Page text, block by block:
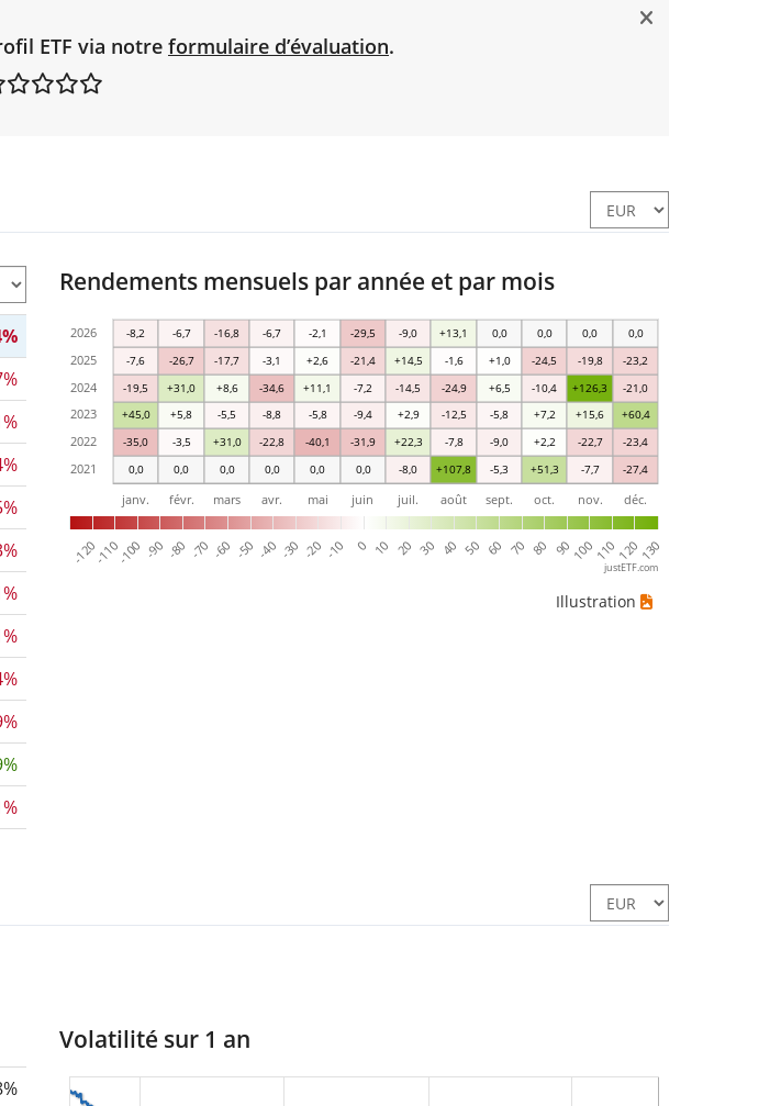
ETF via notre formulaire d’évaluation.
Rendements mensuels par année et par mois
0,0 0,0 0,0 0,0 0,0 0,0 -8,0 +107,8 -5,3 +51,3 -7,7 -27,4
-35,0 -3,5 +31,0 -22,8 -40,1 -31,9 +22,3 -7,8 -9,0 +2,2 -22,7 -23,4
+45,0 +5,8 -5,5 -8,8 -5,8 -9,4 +2,9 -12,5 -5,8 +7,2 +15,6 +60,4
-19,5 +31,0 +8,6 -34,6 +11,1 -7,2 -14,5 -24,9 +6,5 -10,4 +126,3 -21,0
-7,6 -26,7 -17,7 -3,1 +2,6 -21,4 +14,5 -1,6 +1,0 -24,5 -19,8 -23,2
-8,2 -6,7 -16,8 -6,7 -2,1 -29,5 -9,0 +13,1 0,0 0,0 0,0 0,0
-120-110-100 -90 -80 -70 -60 -50 -40 -30 -20 -10 0 10 20 30 40 50 60 70 80 90 100 110 120 130
janv. févr. mars avr. mai juin juil. août sept. oct. nov. déc.
2021
2022
2023
2024
2025
2026
justETF.com
Illustration
Volatilité sur 1 an